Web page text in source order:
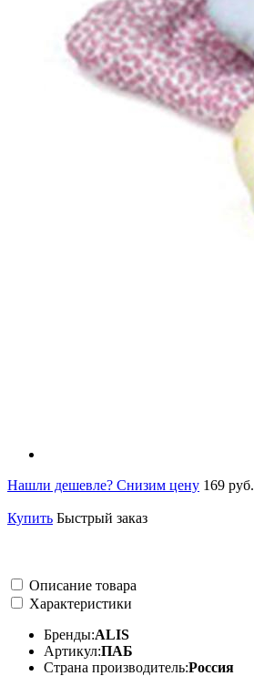
Нашли дешевле? Снизим цену 169 руб.
Купить Быстрый заказ
Описание товара
Характеристики
Бренды:ALIS
Артикул:ПАБ
Страна производитель:Россия